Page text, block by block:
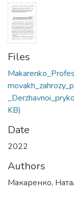
Files
KB)
Date
2022
Authors
Макаренко,